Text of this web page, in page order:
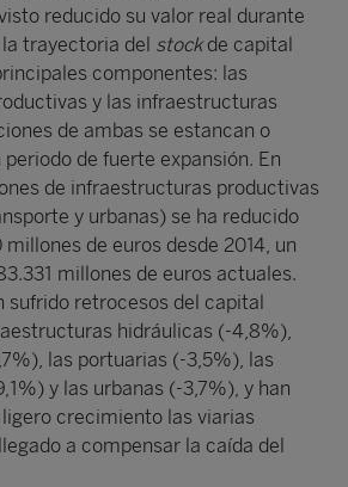
reducido su valor real durante
trayectoria del stockde capital
componentes: las
y las infraestructuras
de ambas se estancan o
de fuerte expansión. En
de infraestructuras productivas
y urbanas) se ha reducido
millones de euros desde 2014, un
millones de euros actuales.
sufrido retrocesos del capital
hidráulicas (-4,8%),
las portuarias (-3,5%), las
y las urbanas (-3,7%), y han
crecimiento las viarias
a compensar la caída del